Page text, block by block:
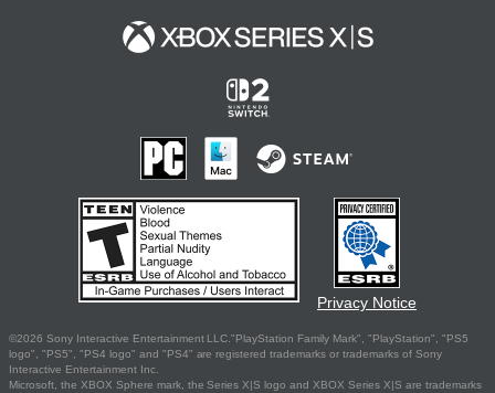
Privacy Notice
©2026 Sony Interactive Entertainment LLC."PlayStation Family Mark", "PlayStation", "PS5
logo", "PS5", "PS4 logo" and "PS4" are registered trademarks or trademarks of Sony
Interactive Entertainment Inc.
Microsoft, the XBOX Sphere mark, the Series X|S logo and XBOX Series X|S are trademarks